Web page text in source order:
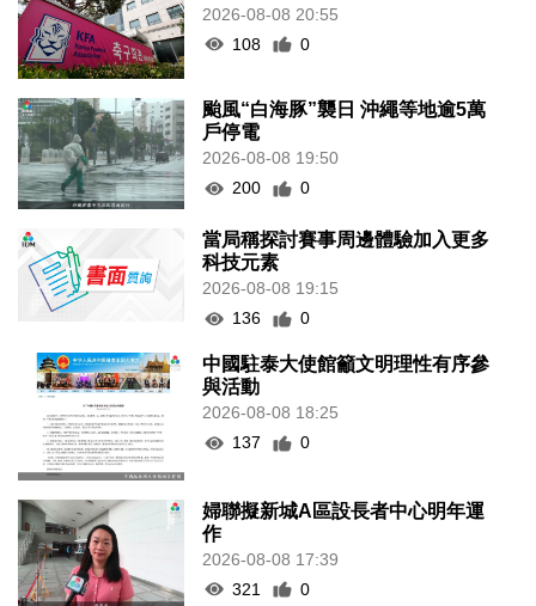
2026-08-08 20:55
108
0
颱風“白海豚”襲日 沖繩等地逾5萬
戶停電
2026-08-08 19:50
200
0
當局稱探討賽事周邊體驗加入更多
科技元素
2026-08-08 19:15
136
0
中國駐泰大使館籲文明理性有序參
與活動
2026-08-08 18:25
137
0
婦聯擬新城A區設長者中心明年運
作
2026-08-08 17:39
321
0